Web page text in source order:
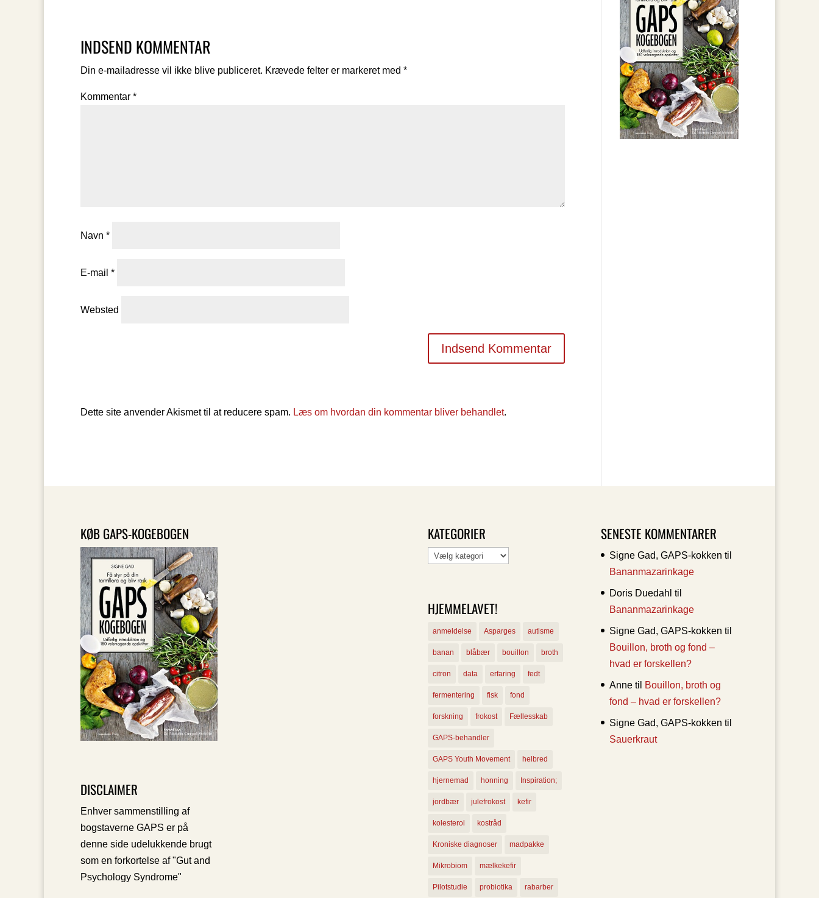
INDSEND KOMMENTAR
Din e-mailadresse vil ikke blive publiceret. Krævede felter er markeret med *
Kommentar *
Navn *
E-mail *
Websted
Dette site anvender Akismet til at reducere spam. Læs om hvordan din kommentar bliver behandlet.
KØB GAPS-KOGEBOGEN
DISCLAIMER
Enhver sammenstilling af
bogstaverne GAPS er på
denne side udelukkende brugt
som en forkortelse af "Gut and
Psychology Syndrome"
KATEGORIER
Kategorier
HJEMMELAVET!
anmeldelse Asparges autisme
banan blåbær bouillon broth
citron data erfaring fedt
fermentering fisk fond
forskning frokost Fællesskab
GAPS-behandler
GAPS Youth Movement helbred
hjernemad honning Inspiration;
jordbær julefrokost kefir
kolesterol kostråd
Kroniske diagnoser madpakke
Mikrobiom mælkekefir
Pilotstudie probiotika rabarber
SENESTE KOMMENTARER
Signe Gad, GAPS-kokken til
Bananmazarinkage
Doris Duedahl til
Bananmazarinkage
Signe Gad, GAPS-kokken til
Bouillon, broth og fond –
hvad er forskellen?
Anne til Bouillon, broth og
fond – hvad er forskellen?
Signe Gad, GAPS-kokken til
Sauerkraut